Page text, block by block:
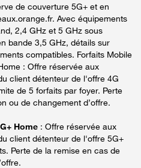
de couverture 5G+ et en
Avec équipements
2,4 GHz et 5 GHz sous
bande 3,5 GHz, détails sur
compatibles. Forfaits Mobile
: Offre réservée aux
client détenteur de l'offre 4G
de 5 forfaits par foyer. Perte
ou de changement d’offre.
Home : Offre réservée aux
client détenteur de l'offre 5G+
Perte de la remise en cas de